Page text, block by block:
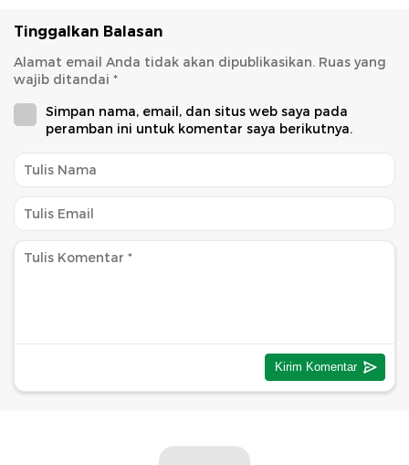
Tinggalkan Balasan
Alamat email Anda tidak akan dipublikasikan. Ruas yang
wajib ditandai *
Simpan nama, email, dan situs web saya pada
peramban ini untuk komentar saya berikutnya.